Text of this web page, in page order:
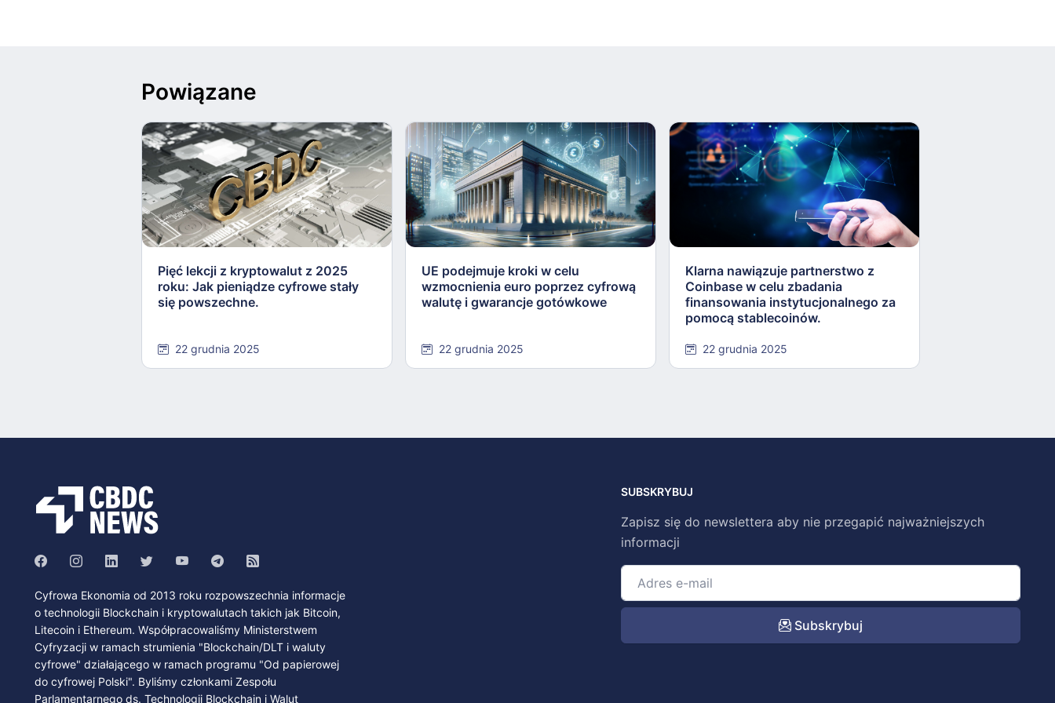
Powiązane
Pięć lekcji z kryptowalut z 2025
roku: Jak pieniądze cyfrowe stały
się powszechne.
22 grudnia 2025
UE podejmuje kroki w celu
wzmocnienia euro poprzez cyfrową
walutę i gwarancje gotówkowe
22 grudnia 2025
Klarna nawiązuje partnerstwo z
Coinbase w celu zbadania
finansowania instytucjonalnego za
pomocą stablecoinów.
22 grudnia 2025
Cyfrowa Ekonomia od 2013 roku rozpowszechnia informacje
o technologii Blockchain i kryptowalutach takich jak Bitcoin,
Litecoin i Ethereum. Współpracowaliśmy Ministerstwem
Cyfryzacji w ramach strumienia "Blockchain/DLT i waluty
cyfrowe" działającego w ramach programu "Od papierowej
do cyfrowej Polski". Byliśmy członkami Zespołu
Parlamentarnego ds. Technologii Blockchain i Walut
SUBSKRYBUJ
Zapisz się do newslettera aby nie przegapić najważniejszych
informacji
Subskrybuj